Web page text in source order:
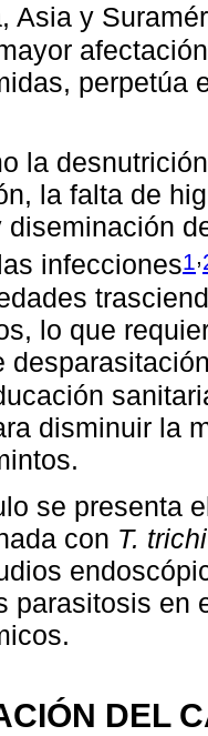
Asia y
perpetúa
la
la falta de
diseminación
infecciones1 ,
lo que
disminuir la
se presenta
con T.
parasitosis en
DEL